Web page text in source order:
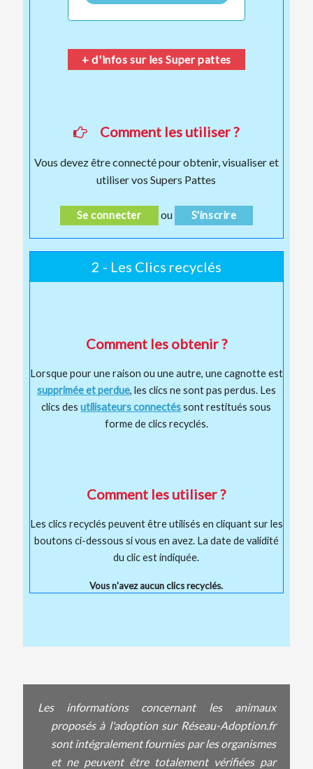
+ d'infos sur les Super pattes
Comment les utiliser ?
Vous devez être connecté pour obtenir, visualiser et
utiliser vos Supers Pattes
Se connecter ou S'inscrire
2 - Les Clics recyclés
Comment les obtenir ?
Lorsque pour une raison ou une autre, une cagnotte est
supprimée et perdue, les clics ne sont pas perdus. Les
clics desutilisateurs connectéssont restitués sous
forme de clics recyclés.
Comment les utiliser ?
Les clics recyclés peuvent être utilisés en cliquant sur les
boutons ci-dessous si vous en avez. La date de validité
du clic est indiquée.
Vous n'avez aucun clics recyclés.
Les informations concernant les animaux
proposés à l'adoption sur Réseau-Adoption.fr
sont intégralement fournies par les organismes
et ne peuvent être totalement vérifiées par